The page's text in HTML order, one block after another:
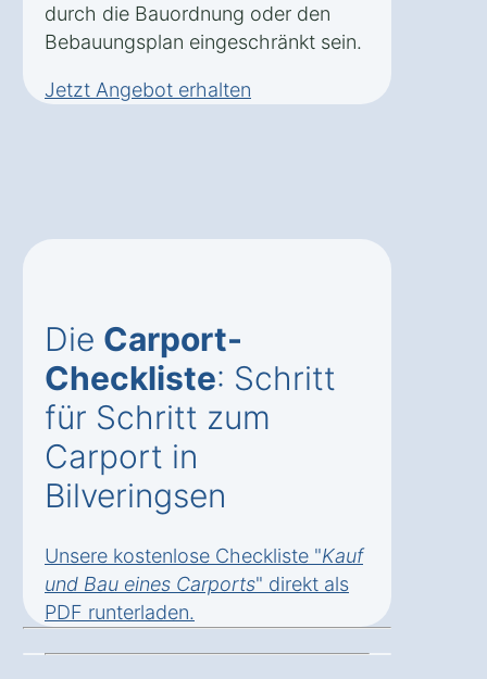
durch die Bauordnung oder den
Bebauungsplan eingeschränkt sein.
Jetzt Angebot erhalten
Die Carport-
Checkliste: Schritt
für Schritt zum
Carport in
Bilveringsen
Unsere kostenlose Checkliste "Kauf
und Bau eines Carports" direkt als
PDF runterladen.